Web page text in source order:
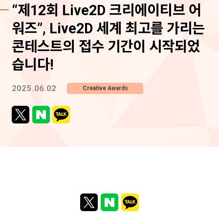
“제12회 Live2D 크리에이티브 어
워즈”, Live2D 세계 최고를 가리는
콘테스트의 접수 기간이 시작되었
습니다!
2025.06.02 Creative Awards